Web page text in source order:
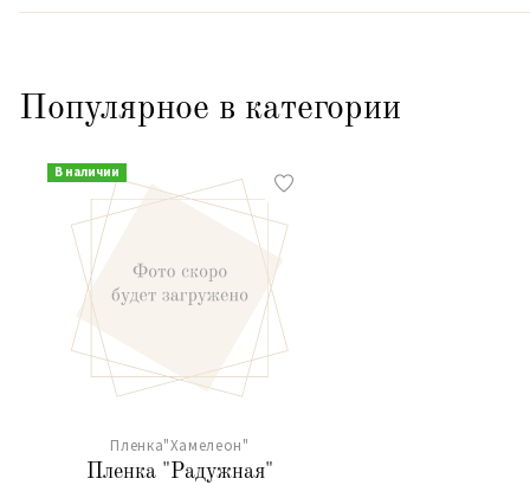
Популярное в категории
В наличии
Пленка"Хамелеон"
Пленка "Радужная"